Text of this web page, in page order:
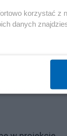
dla
być ok. 1200
znalazły
korzystać z
danych